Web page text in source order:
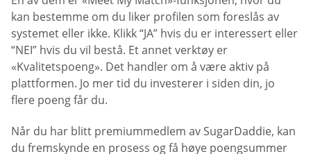
kan bestemme om du liker profilen som foreslås av
systemet eller ikke. Klikk “JA” hvis du er interessert eller
“NEI” hvis du vil bestå. Et annet verktøy er
«Kvalitetspoeng». Det handler om å være aktiv på
plattformen. Jo mer tid du investerer i siden din, jo
flere poeng får du.
Når du har blitt premiummedlem av SugarDaddie, kan
du fremskynde en prosess og få høye poengsummer